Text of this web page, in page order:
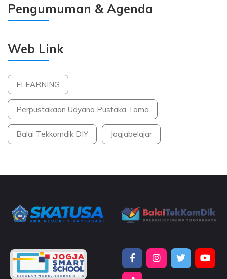
Pengumuman & Agenda
Web Link
ELEARNING
Perpustakaan Udyana Pustaka Tama
Balai Tekkomdik DIY Jogjabelajar